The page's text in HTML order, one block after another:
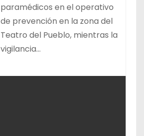
paramédicos en el operativo
de prevención en la zona del
Teatro del Pueblo, mientras la
vigilancia…